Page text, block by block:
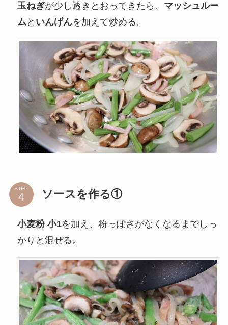
玉ねぎが少し透きとおってきたら、 マッシュルー
ムと いんげんを加えて炒める。
STEP ソースを作る①
小麦粉 小1を加え、粉っぽさがなくなるまでしっ
かりと混ぜる。